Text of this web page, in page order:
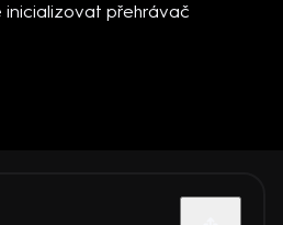
inicializovat přehrávač